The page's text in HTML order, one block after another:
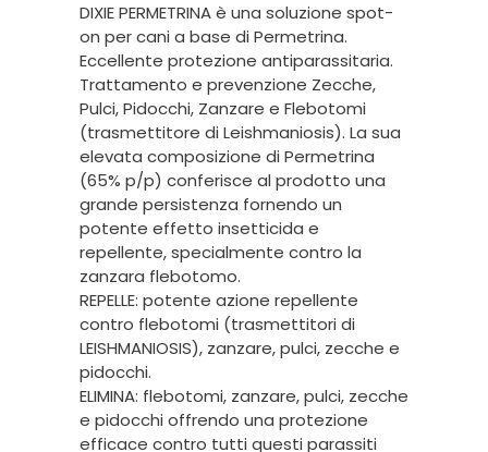
DIXIE PERMETRINA è una soluzione spot-
on per cani a base di Permetrina.
Eccellente protezione antiparassitaria.
Trattamento e prevenzione Zecche,
Pulci, Pidocchi, Zanzare e Flebotomi
(trasmettitore di Leishmaniosis). La sua
elevata composizione di Permetrina
(65% p/p) conferisce al prodotto una
grande persistenza fornendo un
potente effetto insetticida e
repellente, specialmente contro la
zanzara flebotomo.
REPELLE: potente azione repellente
contro flebotomi (trasmettitori di
LEISHMANIOSIS), zanzare, pulci, zecche e
pidocchi.
ELIMINA: flebotomi, zanzare, pulci, zecche
e pidocchi offrendo una protezione
efficace contro tutti questi parassiti